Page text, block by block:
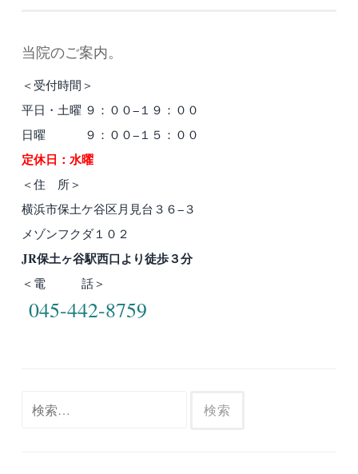
当院のご案内。
＜受付時間＞
平日・土曜 ９：００−１９：００
日曜 ９：００−１５：００
定休日：水曜
＜住 所＞
横浜市保土ケ谷区月見台３６−３
メゾンフクダ１０２
JR保土ヶ谷駅西口より徒歩３分
＜電 話＞
045-442-8759